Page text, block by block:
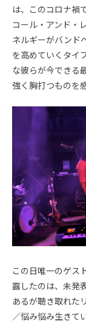
は、このコロナ禍
コール・アンド・
ネルギーがバンド
を高めていくタイ
な彼らが今できる
強く胸打つものを
この日唯一のゲス
露したのは、未発
あるが聴き取れた
／悩み悩み生きて